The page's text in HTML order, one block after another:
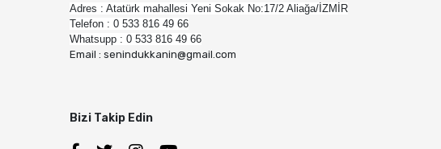
Adres : Atatürk mahallesi Yeni Sokak No:17/2 Aliağa/İZMİR
Telefon : 0 533 816 49 66
Whatsupp : 0 533 816 49 66
Email : senindukkanin@gmail.com
Bizi Takip Edin